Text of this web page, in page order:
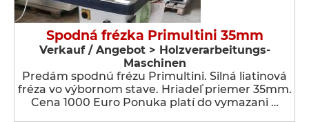
Spodná frézka Primultini 35mm
Verkauf / Angebot > Holzverarbeitungs-
Maschinen
Predám spodnú frézu Primultini. Silná liatinová
fréza vo výbornom stave. Hriadeľ priemer 35mm.
Cena 1000 Euro Ponuka platí do vymazani …